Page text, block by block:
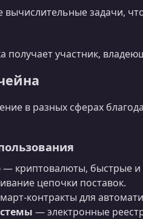
задачи,
получает участник,
в разных сферах
— криптовалюты, быстрые и
цепочки поставок.
контракты для
— электронные